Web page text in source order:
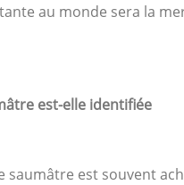
au monde sera la
est-elle identifiée
saumâtre est souvent